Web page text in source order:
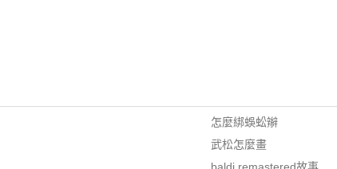
怎麼綁蜈蚣辮
武松怎麼畫